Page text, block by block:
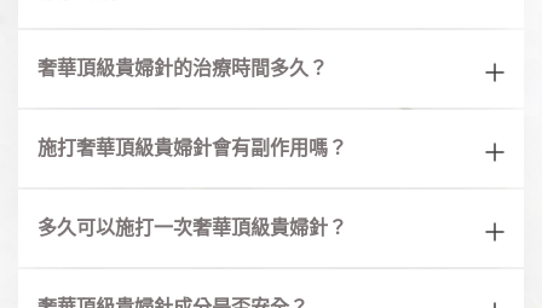
奢華頂級貴婦針的治療時間多久？
施打奢華頂級貴婦針會有副作用嗎？
多久可以施打一次奢華頂級貴婦針？